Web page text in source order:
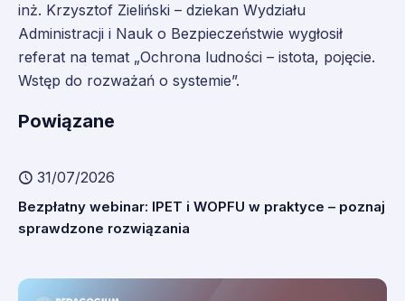
inż. Krzysztof Zieliński – dziekan Wydziału
Administracji i Nauk o Bezpieczeństwie wygłosił
referat na temat „Ochrona ludności – istota, pojęcie.
Wstęp do rozważań o systemie”.
Powiązane
31/07/2026
Bezpłatny webinar: IPET i WOPFU w praktyce – poznaj
sprawdzone rozwiązania